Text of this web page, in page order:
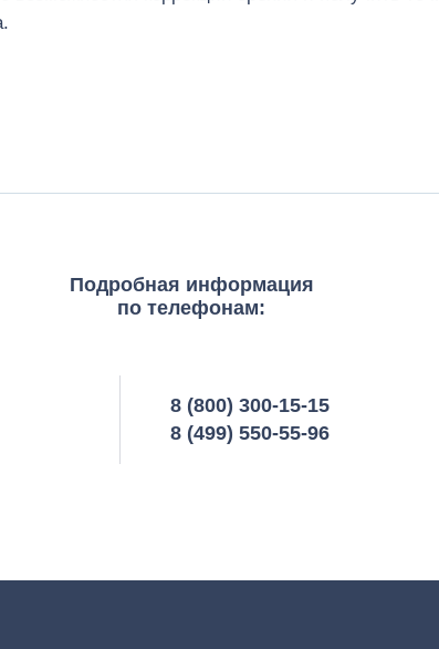
Подробная информация
по телефонам:
8 (800) 300-15-15
8 (499) 550-55-96